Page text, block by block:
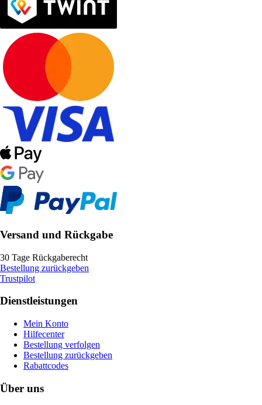
Versand und Rückgabe
30 Tage Rückgaberecht
Bestellung zurückgeben
Trustpilot
Dienstleistungen
Mein Konto
Hilfecenter
Bestellung verfolgen
Bestellung zurückgeben
Rabattcodes
Über uns